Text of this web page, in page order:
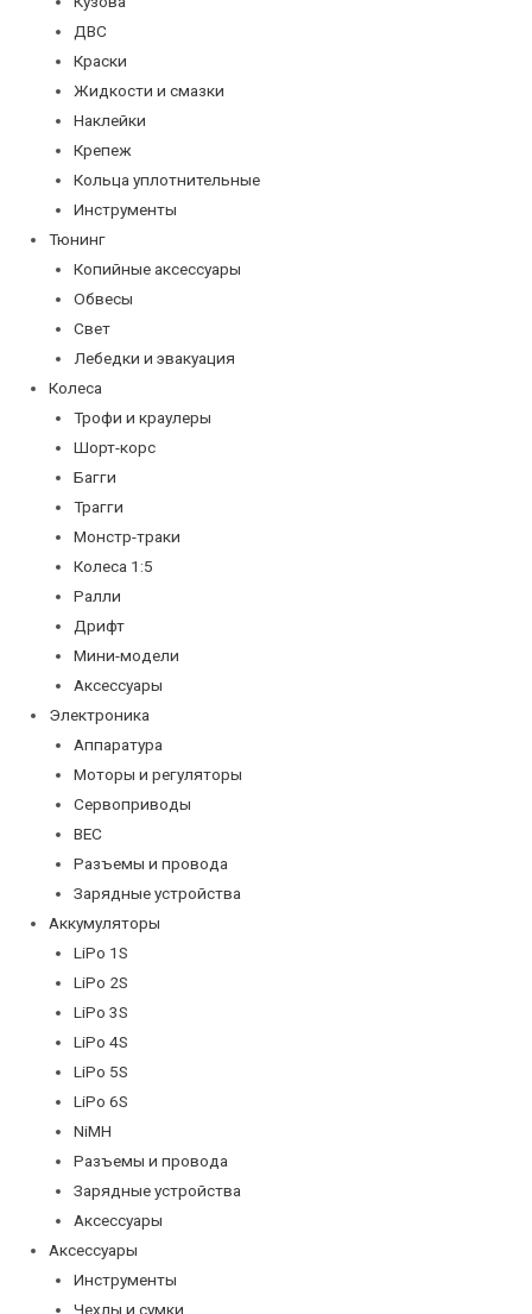
ДВС
Краски
Жидкости и смазки
Наклейки
Крепеж
Кольца уплотнительные
Инструменты
Тюнинг
Копийные аксессуары
Обвесы
Свет
Лебедки и эвакуация
Колеса
Трофи и краулеры
Шорт-корс
Багги
Трагги
Монстр-траки
Колеса 1:5
Ралли
Дрифт
Мини-модели
Аксессуары
Электроника
Аппаратура
Моторы и регуляторы
Сервоприводы
BEC
Разъемы и провода
Зарядные устройства
Аккумуляторы
LiPo 1S
LiPo 2S
LiPo 3S
LiPo 4S
LiPo 5S
LiPo 6S
NiMH
Разъемы и провода
Зарядные устройства
Аксессуары
Аксессуары
Инструменты
Чехлы и сумки